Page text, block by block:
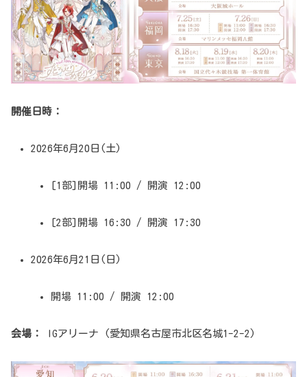
開催日時：
2026年6月20日(土)
[1部]開場 11:00 / 開演 12:00
[2部]開場 16:30 / 開演 17:30
2026年6月21日(日)
開場 11:00 / 開演 12:00
会場： IGアリーナ (愛知県名古屋市北区名城1-2-2)